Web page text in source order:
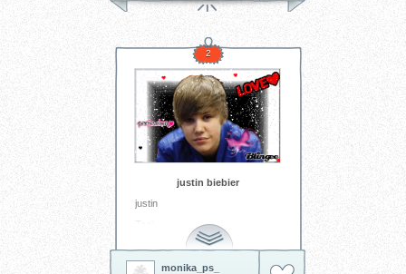
2
justin biebier
justin
http://image.blingee.com/images18/content/output/000/000/
monika_ps_